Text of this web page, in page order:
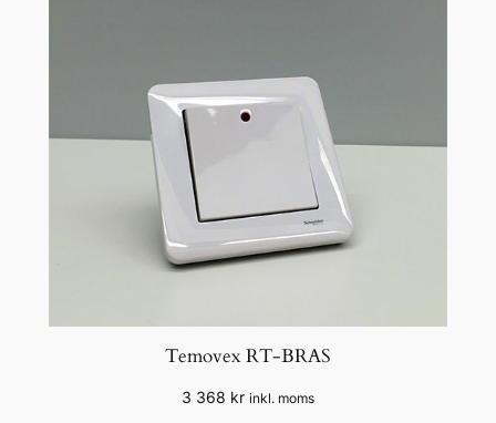
Temovex RT-BRAS
3 368 kr inkl. moms